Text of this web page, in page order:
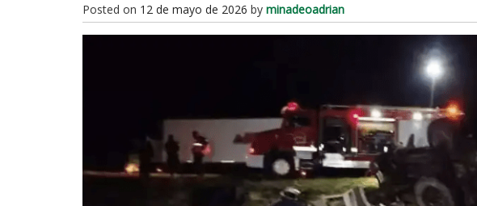
Posted on 12 de mayo de 2026 by minadeoadrian